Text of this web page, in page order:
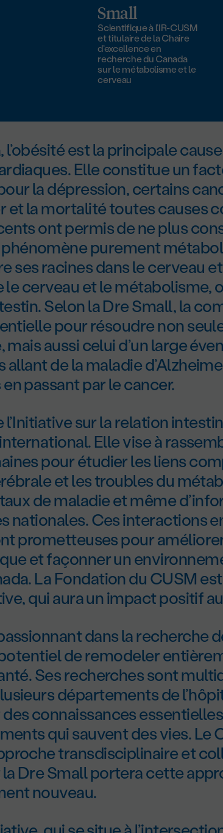
Small
Scientifique à l’IR-CUSM
et titulaire de la Chaire
d’excellence en
recherche du Canada
sur le métabolisme et le
cerveau
l’obésité est la principale
Elle constitue un
la dépression, certains
et la mortalité toutes causes
ont permis de ne plus
purement
ses racines dans le cerveau
le cerveau et le métabolisme,
Selon la DreSmall, la
pour résoudre non
mais aussi celui d’un large
de la maladie
passant par le cancer.
l’Initiative sur la relation
Elle vise à
pour étudier les liens
et les troubles du
de maladie et même
nationales. Ces interactions
prometteuses pour
et façonner un
La Fondation du CUSM
qui aura un impact positif
dans la recherche
potentiel de remodeler
Ses recherches sont
départements de
connaissances
qui sauvent des vies. Le
transdisciplinaire et
DreSmall portera cette
nouveau.